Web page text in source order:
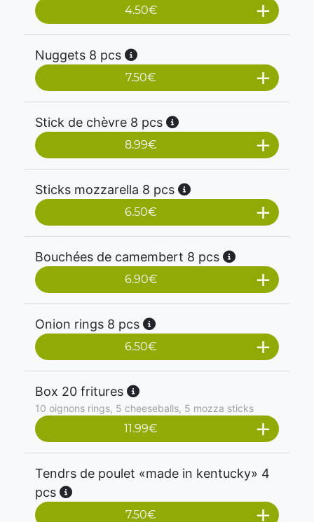
4.50€
Nuggets 8 pcs
7.50€
Stick de chèvre 8 pcs
8.99€
Sticks mozzarella 8 pcs
6.50€
Bouchées de camembert 8 pcs
6.90€
Onion rings 8 pcs
6.50€
Box 20 fritures
10 oignons rings, 5 cheeseballs, 5 mozza sticks
11.99€
Tendrs de poulet «made in kentucky» 4
pcs
7.50€